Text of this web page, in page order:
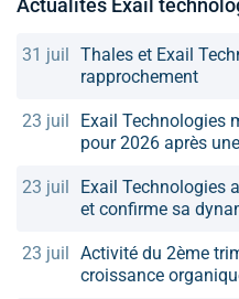
31 juil Thales et Exail
rapprochement
23 juil
Exail Technologies
pour 2026 après
23 juil
Exail Technologies
et confirme sa
23 juil Activité du 2ème
croissance